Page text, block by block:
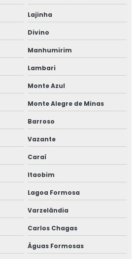
Lajinha
Divino
Manhumirim
Lambari
Monte Azul
Monte Alegre de Minas
Barroso
Vazante
Caraí
Itaobim
Lagoa Formosa
Varzelândia
Carlos Chagas
Águas Formosas